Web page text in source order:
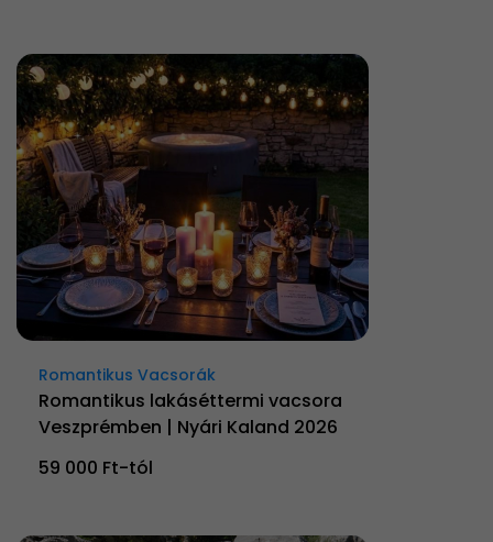
Romantikus Vacsorák
Romantikus lakáséttermi vacsora
Veszprémben | Nyári Kaland 2026
59 000 Ft-tól